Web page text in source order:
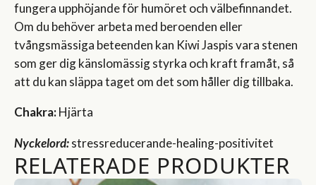
fungera upphöjande för humöret och välbefinnandet.
Om du behöver arbeta med beroenden eller
tvångsmässiga beteenden kan Kiwi Jaspis vara stenen
som ger dig känslomässig styrka och kraft framåt, så
att du kan släppa taget om det som håller dig tillbaka.
Chakra:Hjärta
Nyckelord:stressreducerande-healing-positivitet
RELATERADE PRODUKTER